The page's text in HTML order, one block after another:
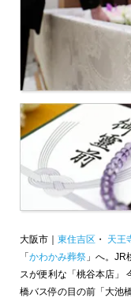
大阪市｜ 東住吉区 ・ 天王
「かわかみ葬祭 」へ。JR
スが便利な「桃谷本店」
橋バス停の目の前「大池